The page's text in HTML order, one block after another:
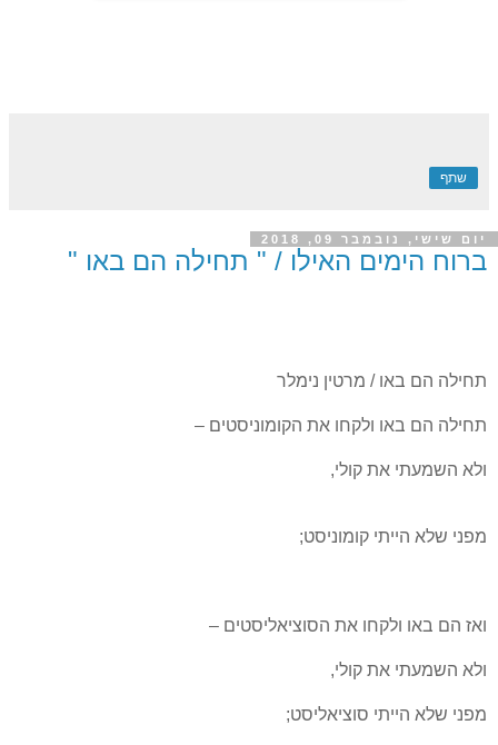
שתף
יום שישי, נובמבר 09, 2018
ברוח הימים האילו / " תחילה הם באו "
תחילה הם באו / מרטין נימלר
תחילה הם באו ולקחו את הקומוניסטים –
ולא השמעתי את קולי,
מפני שלא הייתי קומוניסט;
ואז הם באו ולקחו את הסוציאליסטים –
ולא השמעתי את קולי,
מפני שלא הייתי סוציאליסט;